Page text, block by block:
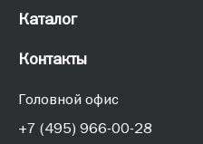
Каталог
Контакты
Головной офис
+7 (495) 966-00-28